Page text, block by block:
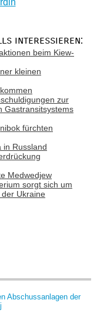
interessieren:
beim Kiew-
kleinen
zur
Gastransitsystems
fürchten
in Russland
Medwedjew
sorgt sich um
Ukraine
Abschussanlagen der